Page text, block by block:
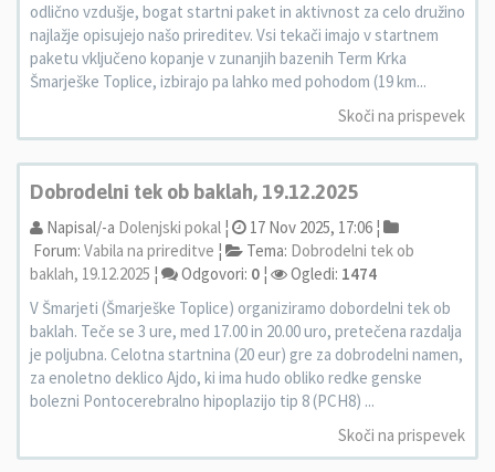
odlično vzdušje, bogat startni paket in aktivnost za celo družino
najlažje opisujejo našo prireditev. Vsi tekači imajo v startnem
paketu vključeno kopanje v zunanjih bazenih Term Krka
Šmarješke Toplice, izbirajo pa lahko med pohodom (19 km...
Skoči na prispevek
Dobrodelni tek ob baklah, 19.12.2025
Napisal/-a Dolenjski pokal ¦
17 Nov 2025, 17:06 ¦
Forum: Vabila na prireditve ¦ Tema: Dobrodelni tek ob
baklah, 19.12.2025 ¦ Odgovori: 0 ¦ Ogledi: 1474
V Šmarjeti (Šmarješke Toplice) organiziramo dobordelni tek ob
baklah. Teče se 3 ure, med 17.00 in 20.00 uro, pretečena razdalja
je poljubna. Celotna startnina (20 eur) gre za dobrodelni namen,
za enoletno deklico Ajdo, ki ima hudo obliko redke genske
bolezni Pontocerebralno hipoplazijo tip 8 (PCH8) ...
Skoči na prispevek